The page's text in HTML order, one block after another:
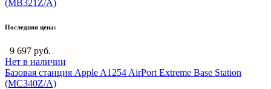
(MB321Z/A)
Последняя цена:
9 697 руб.
Нет в наличии
Базовая станция Apple A1254 AirPort Extreme Base Station
(MC340Z/A)